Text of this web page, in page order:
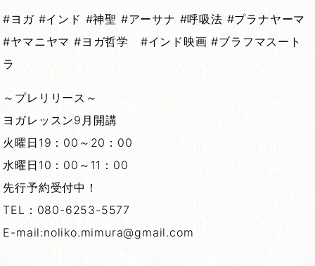
#ヨガ #インド #神聖 #アーサナ #呼吸法 #プラナヤーマ
#ヤマニヤマ #ヨガ哲学 #インド映画 #ブラフマスート
ラ
～プレリリース～
ヨガレッスン9月開講
火曜日19：00～20：00
水曜日10：00～11：00
先行予約受付中！
TEL：080-6253-5577
E-mail:noliko.mimura@gmail.com